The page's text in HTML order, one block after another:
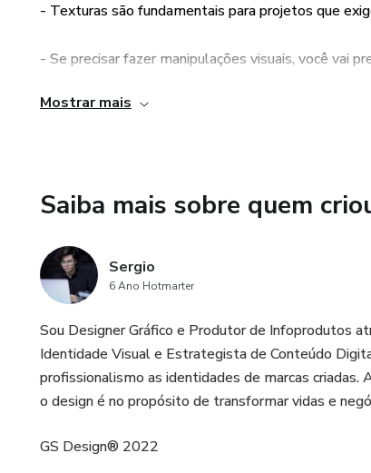
- Texturas são fundamentais para projetos que
- Se precisar fazer manipulações visuais, você vai
- Para finalizar um design, utilizar texturas para
Mostrar mais
Saiba mais sobre quem
Sergio
6 Ano Hotmarter
Sou Designer Gráfico e Produtor de Infoprodutos
Identidade Visual e Estrategista de Conteúdo
profissionalismo as identidades de marcas
o design é no propósito de transformar vidas e
GS Design® 2022